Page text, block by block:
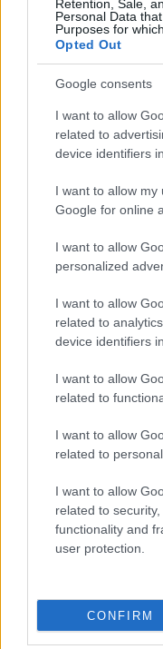
Retention, Sale,
Personal Data
Purposes for
Opted Out
Google consents
I want to allow
related to
device identifiers
I want to allow
Google for online
I want to allow
personalized
I want to allow
related to
device identifiers
I want to allow
related to
I want to allow
related to
I want to allow
related to
functionality and
user protection.
CONFIRM
Ricetta della settimana
Ricette per categoria
Le ricette più cucinate
Come cucinare i
Come cucinare i carciofi
SERVIZI
Contatti
Crediti
Privacy Policy
Cookie Policy
Instagram